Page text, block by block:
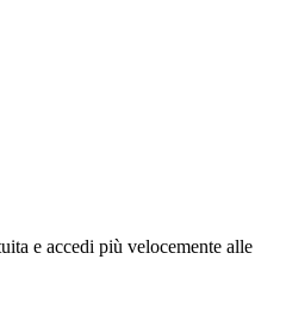
e accedi più velocemente alle